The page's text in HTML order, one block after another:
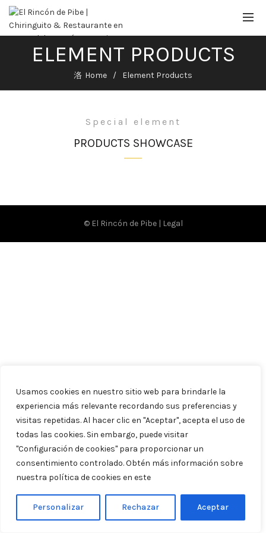
Usamos cookies en nuestro sitio web para brindarle la
experiencia más relevante recordando sus preferencias y
visitas repetidas. Al hacer clic en "Aceptar", acepta el uso de
todas las cookies. Sin embargo, puede visitar
"Configuración de cookies" para proporcionar un
consentimiento controlado. Obtén más información sobre
nuestra política de cookies en este
Personalizar Rechazar Aceptar
ELEMENT PRODUCTS
Home Element Products
Special element
PRODUCTS SHOWCASE
© El Rincón de Pibe | Legal